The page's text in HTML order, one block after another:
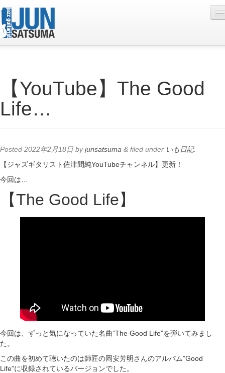
Live Schedule
Discography
Contact
YouTube
Online Lesson
【YouTube】The Good
Life…
Posted 2022年2月18日 byjunsatsuma & filed under いも日記.
【ジャズギタリスト佐津間純YouTubeチャンネル】更新！
今回は…
【The Good Life】
今回は、ずっと気になっていた名曲”The Good Life”を弾いてみまし
た。
この曲を初めて聴いたのは師匠の岡安芳明さんのアルバム”Good
Life”に収録されているバージョンでした。